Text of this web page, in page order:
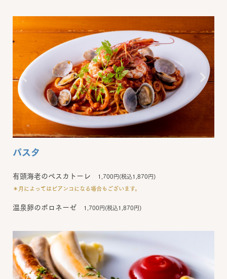
パスタ
有頭海老のペスカトーレ
1,700円(税込1,870円)
＊月によってはビアンコになる場合もございます。
温泉卵のボロネーゼ 1,700円(税込1,870円)